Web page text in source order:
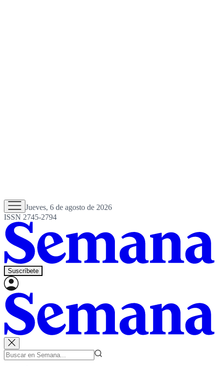
Jueves, 6 de agosto de 2026
ISSN 2745-2794
Suscríbete